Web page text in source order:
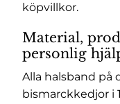
köpvillkor.
Material,
personlig
Alla halsband på
bismarckkedjor i